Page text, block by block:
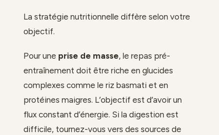
La stratégie nutritionnelle diffère selon votre
objectif.
Pour une prise de masse, le repas pré-
entraînement doit être riche en glucides
complexes comme le riz basmati et en
protéines maigres. L’objectif est d’avoir un
flux constant d’énergie. Si la digestion est
difficile, tournez-vous vers des sources de